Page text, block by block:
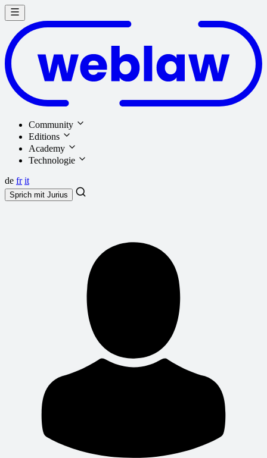
Community
Editions
Academy
Technologie
de fr it
Sprich mit Jurius